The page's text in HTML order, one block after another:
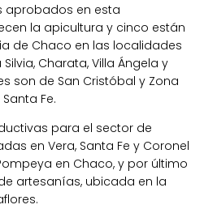
aprobados en esta
la apicultura y cinco están
de Chaco en las localidades
Charata, Villa Ángela y
son de San Cristóbal y Zona
Fe.
para el sector de
en Vera, Santa Fe y Coronel
en Chaco, y por último
artesanías, ubicada en la